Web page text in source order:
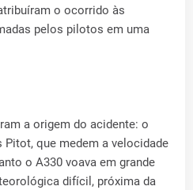
o ocorrido às
pelos pilotos em uma
a origem do acidente: o
que medem a velocidade
o A330 voava em grande
difícil, próxima da